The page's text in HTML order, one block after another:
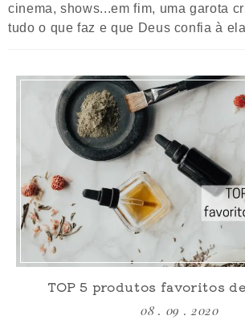
cinema, shows...em fim, uma garota
tudo o que faz e que Deus confia à
TOP 5 produtos favoritos
08 . 09 . 2020